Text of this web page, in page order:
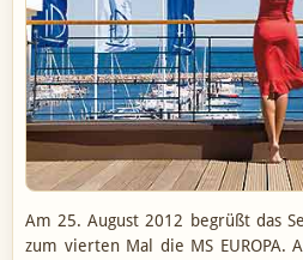
Am 25. August 2012 begrüßt das
zum vierten Mal die MS EUROPA.